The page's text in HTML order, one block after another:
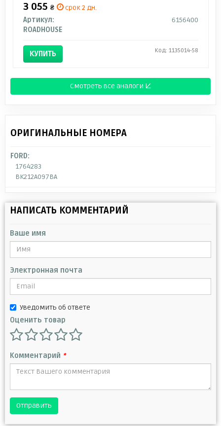
3 055 ₴
срок 2 дн.
Артикул:
6156400
ROADHOUSE
КУПИТЬ Код: 1135014-58
Смотреть все аналоги ↓
ОРИГИНАЛЬНЫЕ НОМЕРА
FORD:
1764283
BK212A097BA
НАПИСАТЬ КОММЕНТАРИЙ
Ваше имя
Электронная почта
Уведомить об ответе
Оценить товар
Комментарий *
Отправить